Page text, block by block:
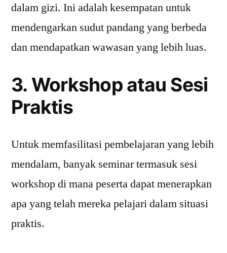
dalam gizi. Ini adalah kesempatan untuk
mendengarkan sudut pandang yang berbeda
dan mendapatkan wawasan yang lebih luas.
3. Workshop atau Sesi
Praktis
Untuk memfasilitasi pembelajaran yang lebih
mendalam, banyak seminar termasuk sesi
workshop di mana peserta dapat menerapkan
apa yang telah mereka pelajari dalam situasi
praktis.